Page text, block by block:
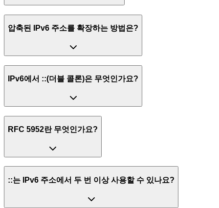
압축된 IPv6 주소를 확장하는 방법은?
IPv6에서 ::(더블 콜론)은 무엇인가요?
RFC 5952란 무엇인가요?
::는 IPv6 주소에서 두 번 이상 사용할 수 있나요?